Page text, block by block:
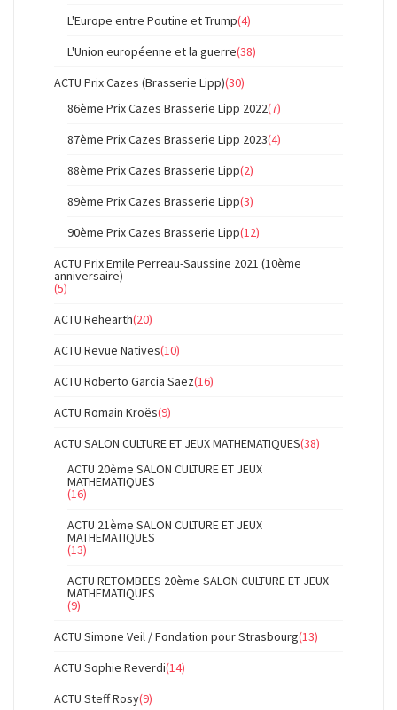
L'Europe entre Poutine et Trump(4)
L'Union européenne et la guerre(38)
ACTU Prix Cazes (Brasserie Lipp)(30)
86ème Prix Cazes Brasserie Lipp 2022(7)
87ème Prix Cazes Brasserie Lipp 2023(4)
88ème Prix Cazes Brasserie Lipp(2)
89ème Prix Cazes Brasserie Lipp(3)
90ème Prix Cazes Brasserie Lipp(12)
ACTU Prix Emile Perreau-Saussine 2021 (10ème
anniversaire)
(5)
ACTU Rehearth(20)
ACTU Revue Natives(10)
ACTU Roberto Garcia Saez(16)
ACTU Romain Kroës(9)
ACTU SALON CULTURE ET JEUX MATHEMATIQUES(38)
ACTU 20ème SALON CULTURE ET JEUX
MATHEMATIQUES
(16)
ACTU 21ème SALON CULTURE ET JEUX
MATHEMATIQUES
(13)
ACTU RETOMBEES 20ème SALON CULTURE ET JEUX
MATHEMATIQUES
(9)
ACTU Simone Veil / Fondation pour Strasbourg(13)
ACTU Sophie Reverdi(14)
ACTU Steff Rosy(9)